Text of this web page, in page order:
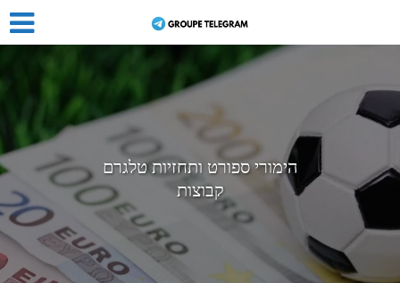
הימורי ספורט ותחזיות טלגרם
קבוצות